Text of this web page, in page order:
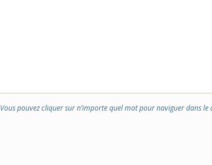
Vous pouvez cliquer sur n’importe quel mot pour naviguer dans le